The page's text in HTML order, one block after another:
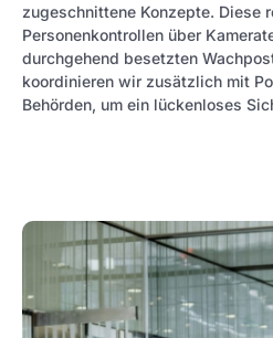
zugeschnittene Konzepte. Diese
Personenkontrollen über
durchgehend besetzten
koordinieren wir zusätzlich mit
Behörden, um ein lückenloses